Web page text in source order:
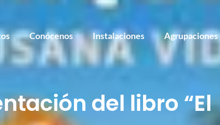
Conócenos Instalaciones Agrupaciones
del libro “El